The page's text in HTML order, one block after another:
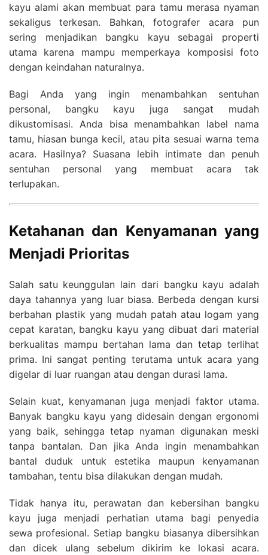
kayu alami akan membuat para tamu merasa nyaman
sekaligus terkesan. Bahkan, fotografer acara pun
sering menjadikan bangku kayu sebagai properti
utama karena mampu memperkaya komposisi foto
dengan keindahan naturalnya.
Bagi Anda yang ingin menambahkan sentuhan
personal, bangku kayu juga sangat mudah
dikustomisasi. Anda bisa menambahkan label nama
tamu, hiasan bunga kecil, atau pita sesuai warna tema
acara. Hasilnya? Suasana lebih intimate dan penuh
sentuhan personal yang membuat acara tak
terlupakan.
Ketahanan dan Kenyamanan yang
Menjadi Prioritas
Salah satu keunggulan lain dari bangku kayu adalah
daya tahannya yang luar biasa. Berbeda dengan kursi
berbahan plastik yang mudah patah atau logam yang
cepat karatan, bangku kayu yang dibuat dari material
berkualitas mampu bertahan lama dan tetap terlihat
prima. Ini sangat penting terutama untuk acara yang
digelar di luar ruangan atau dengan durasi lama.
Selain kuat, kenyamanan juga menjadi faktor utama.
Banyak bangku kayu yang didesain dengan ergonomi
yang baik, sehingga tetap nyaman digunakan meski
tanpa bantalan. Dan jika Anda ingin menambahkan
bantal duduk untuk estetika maupun kenyamanan
tambahan, tentu bisa dilakukan dengan mudah.
Tidak hanya itu, perawatan dan kebersihan bangku
kayu juga menjadi perhatian utama bagi penyedia
sewa profesional. Setiap bangku biasanya dibersihkan
dan dicek ulang sebelum dikirim ke lokasi acara.